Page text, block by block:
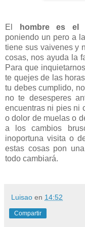
El hombre es el
poniendo un pero a
tiene sus vaivenes y
cosas, nos ayuda la
Para que
te quejes de las
tu debes cumplido,
no te desesperes
encuentras ni pies ni
o dolor de muelas o
a los cambios
inoportuna visita o
estas cosas pon
todo cambiará.
Luisao en 14:52
Compartir